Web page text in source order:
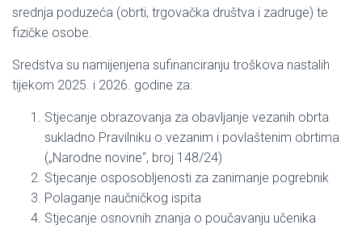
srednja poduzeća (obrti, trgovačka društva i zadruge) te
fizičke osobe.
Sredstva su namijenjena sufinanciranju troškova nastalih
tijekom 2025. i 2026. godine za:
Stjecanje obrazovanja za obavljanje vezanih obrta
sukladno Pravilniku o vezanim i povlaštenim obrtima
(„Narodne novine“, broj 148/24)
Stjecanje osposobljenosti za zanimanje pogrebnik
Polaganje naučničkog ispita
Stjecanje osnovnih znanja o poučavanju učenika